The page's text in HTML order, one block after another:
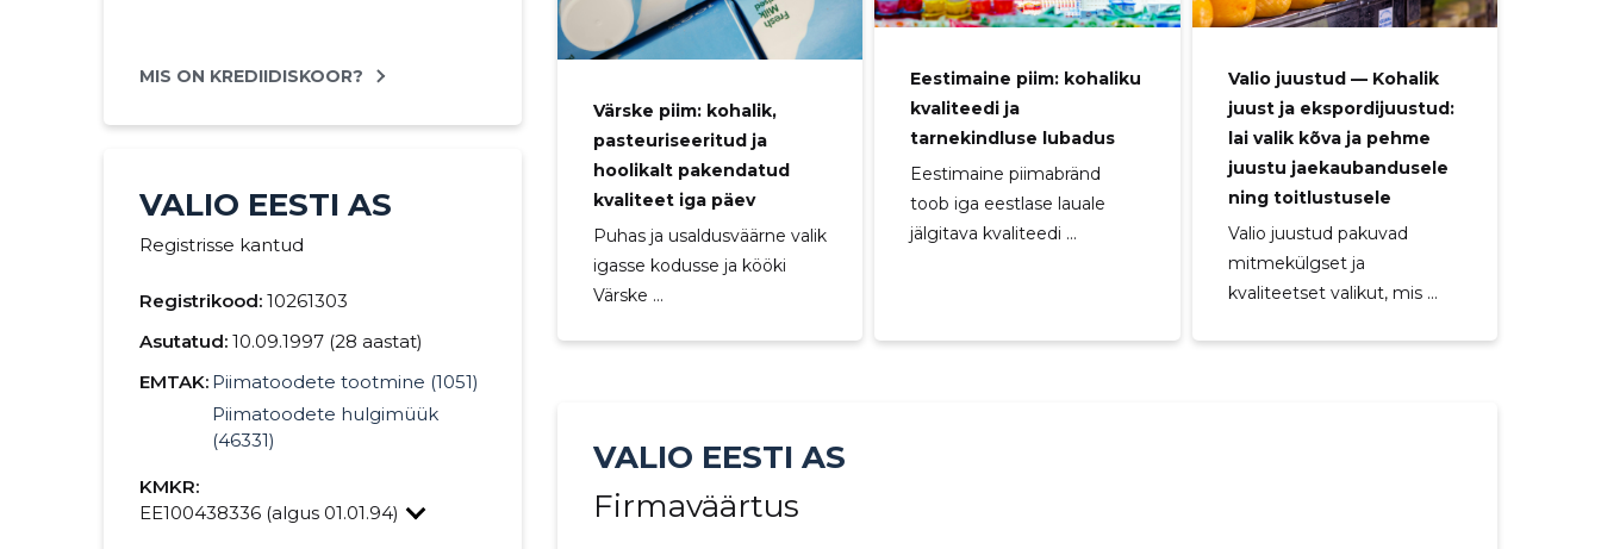
MIS ON KREDIIDISKOOR?
VALIO EESTI AS
Registrisse kantud
Registrikood: 10261303
Asutatud: 10.09.1997 (28 aastat)
EMTAK: Piimatoodete tootmine (1051)
Piimatoodete hulgimüük
(46331)
KMKR:
EE100438336 (algus 01.01.94)
Värske piim: kohalik,
pasteuriseeritud ja
hoolikalt pakendatud
kvaliteet iga päev
Puhas ja usaldusväärne valik
igasse kodusse ja kööki
Värske ...
Eestimaine piim: kohaliku
kvaliteedi ja
tarnekindluse lubadus
Eestimaine piimabränd
toob iga eestlase lauale
jälgitava kvaliteedi ...
Valio juustud — Kohalik
juust ja ekspordijuustud:
lai valik kõva ja pehme
juustu jaekaubandusele
ning toitlustusele
Valio juustud pakuvad
mitmekülgset ja
kvaliteetset valikut, mis ...
VALIO EESTI AS
Firmaväärtus